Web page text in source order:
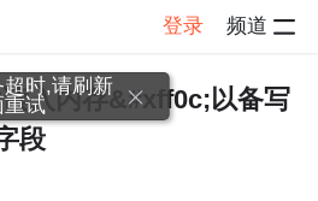
登录 频道
帖子详情
入内存&#xff0c;以备写
段
超时,请刷新
重试